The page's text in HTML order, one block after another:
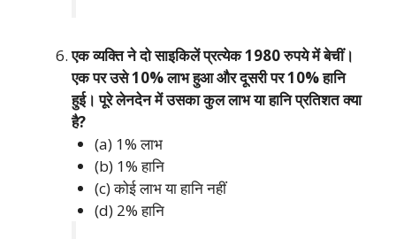
एक व्यक्ति ने दो साइकिलें प्रत्येक 1980 रुपये में बेचीं।
एक पर उसे 10% लाभ हुआ और दूसरी पर 10% हानि
हुई। पूरे लेनदेन में उसका कुल लाभ या हानि प्रतिशत क्या
है?
(a) 1% लाभ
(b) 1% हानि
(c) कोई लाभ या हानि नहीं
(d) 2% हानि